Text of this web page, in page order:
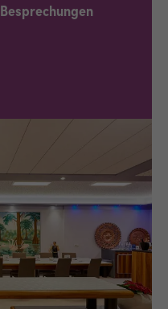
Besprechungen